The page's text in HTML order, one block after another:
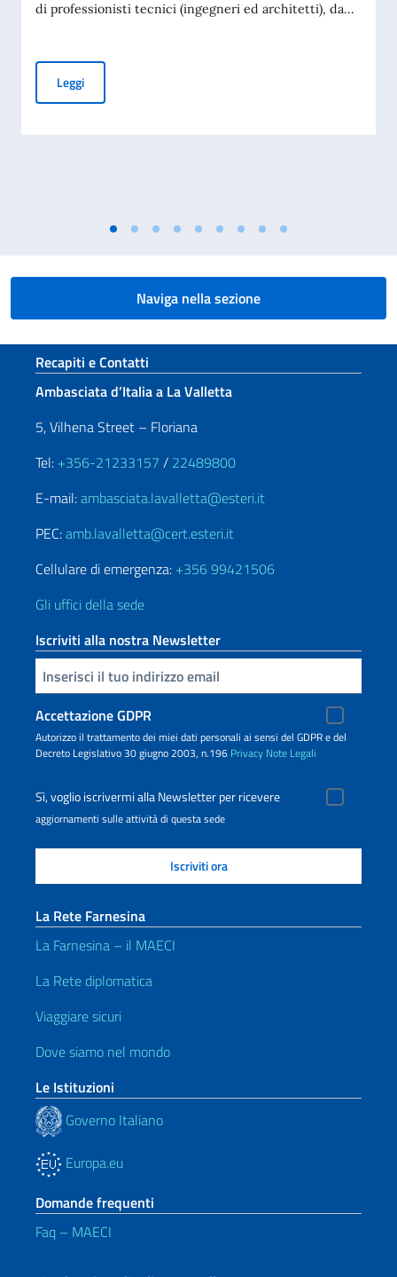
di professionisti tecnici (ingegneri ed architetti), da...
LeggiAVVISO ESPLORATIVO DI MANIFESTAZIONE DI
Naviga nella sezione
Sezione footer
Recapiti e Contatti
Ambasciata d’Italia a La Valletta
5, Vilhena Street – Floriana
Tel: +356-21233157 / 22489800
E-mail:ambasciata.lavalletta@esteri.it
PEC:amb.lavalletta@cert.esteri.it
Cellulare di emergenza: +356 99421506
Gli uffici della sede
Iscriviti alla nostra Newsletter
Inserisci la tua email
Accettazione GDPR
Autorizzo il trattamento dei miei dati personali ai sensi del GDPR e del
Decreto Legislativo 30 giugno 2003, n.196 Privacy Note Legali
Sì, voglio iscrivermi alla Newsletter per ricevere
aggiornamenti sulle attività di questa sede
La Rete Farnesina
La Farnesina – il MAECI
La Rete diplomatica
Viaggiare sicuri
Dove siamo nel mondo
Le Istituzioni
Governo Italiano
Europa.eu
Domande frequenti
Faq – MAECI